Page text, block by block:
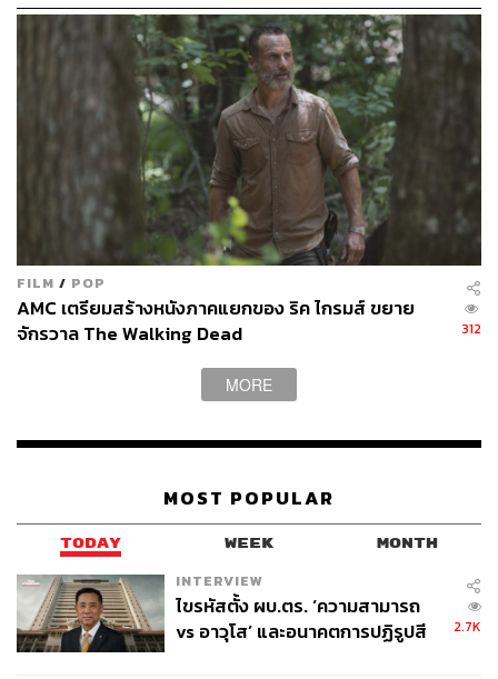
FILM / POP
AMC เตรียมสร้างหนังภาคแยกของ ริค ไกรมส์ ขยาย
จักรวาล The Walking Dead
312
MORE
MOST POPULAR
TODAY WEEK MONTH
INTERVIEW
ไขรหัสตั้ง ผบ.ตร. ‘ความสามารถ
vs อาวุโส’ และอนาคตการปฏิรูปสี
2.7K